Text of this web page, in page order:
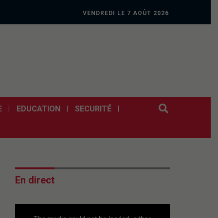
VENDREDI LE 7 AOÛT 2026
EDUCATION SECURITÉ
En direct